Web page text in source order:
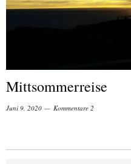
Mittsommerreise
Juni 9, 2020 Kommentare 2